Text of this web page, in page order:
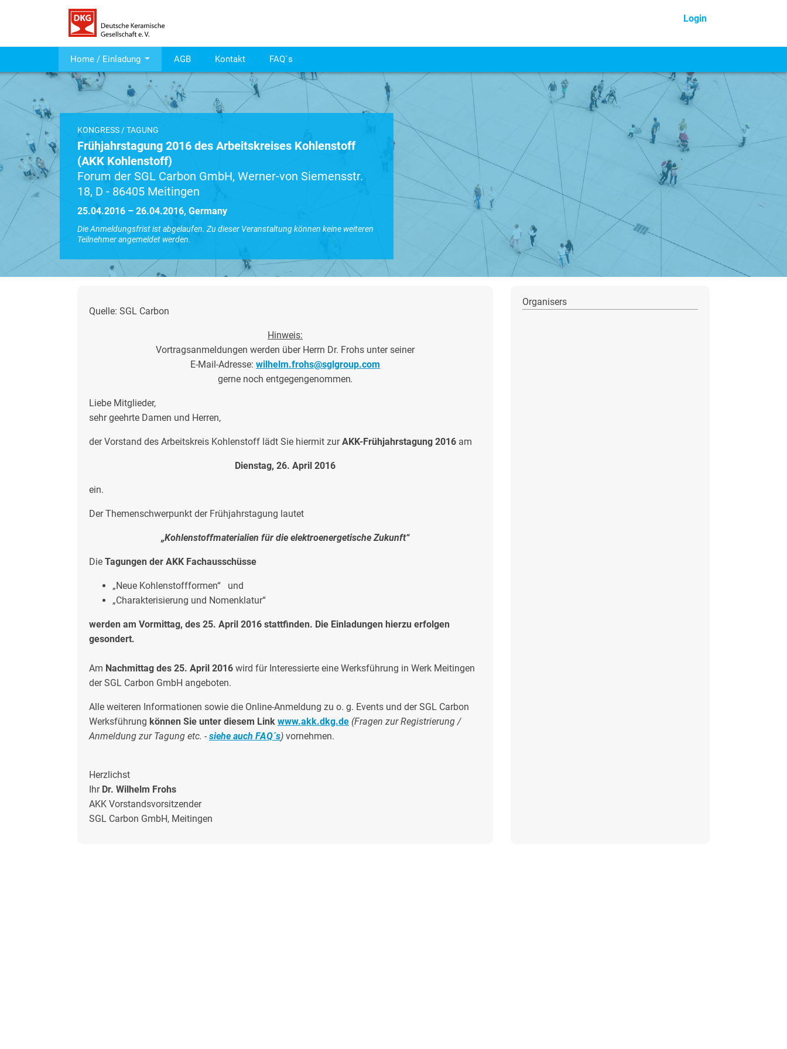
Login
Home / Einladung AGB Kontakt FAQ´s
KONGRESS / TAGUNG
Frühjahrstagung 2016 des Arbeitskreises Kohlenstoff
(AKK Kohlenstoff)
Forum der SGL Carbon GmbH, Werner-von Siemensstr.
18, D - 86405 Meitingen
25.04.2016 – 26.04.2016, Germany
Die Anmeldungsfrist ist abgelaufen. Zu dieser Veranstaltung können keine weiteren
Teilnehmer angemeldet werden.
Quelle: SGL Carbon
Hinweis:
Vortragsanmeldungen werden über Herrn Dr. Frohs unter seiner
E-Mail-Adresse: wilhelm.frohs@sglgroup.com
gerne noch entgegengenommen.
Liebe Mitglieder,
sehr geehrte Damen und Herren,
der Vorstand des Arbeitskreis Kohlenstoff lädt Sie hiermit zurAKK-Frühjahrstagung 2016 am
Dienstag, 26. April 2016
ein.
Der Themenschwerpunkt der Frühjahrstagung lautet
„Kohlenstoffmaterialien für die elektroenergetische Zukunft“
Die Tagungen der AKK Fachausschüsse
„Neue Kohlenstoffformen“ und
„Charakterisierung und Nomenklatur“
werden am Vormittag, des 25. April 2016 stattfinden. Die Einladungen hierzu erfolgen
gesondert.
Am Nachmittag des 25. April 2016 wird für Interessierte eine Werksführung in Werk Meitingen
der SGL Carbon GmbH angeboten.
Alle weiteren Informationen sowie die Online-Anmeldung zu o. g. Events und der SGL Carbon
Werksführung können Sie unter diesem Link www.akk.dkg.de (Fragen zur Registrierung /
Anmeldung zur Tagung etc. - siehe auch FAQ´s) vornehmen.
Herzlichst
Ihr Dr. Wilhelm Frohs
AKK Vorstandsvorsitzender
SGL Carbon GmbH, Meitingen
Organisers